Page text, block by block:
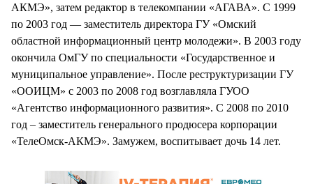
АКМЭ», затем редактор в телекомпании «АГАВА». С 1999
по 2003 год — заместитель директора ГУ «Омский
областной информационный центр молодежи». В 2003 году
окончила ОмГУ по специальности «Государственное и
муниципальное управление». После реструктуризации ГУ
«ООИЦМ» с 2003 по 2008 год возглавляла ГУОО
«Агентство информационного развития». С 2008 по 2010
год – заместитель генерального продюсера корпорации
«ТелеОмск-АКМЭ». Замужем, воспитывает дочь 14 лет.